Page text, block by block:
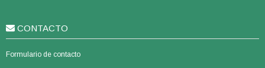
CONTACTO
Formulario de contacto